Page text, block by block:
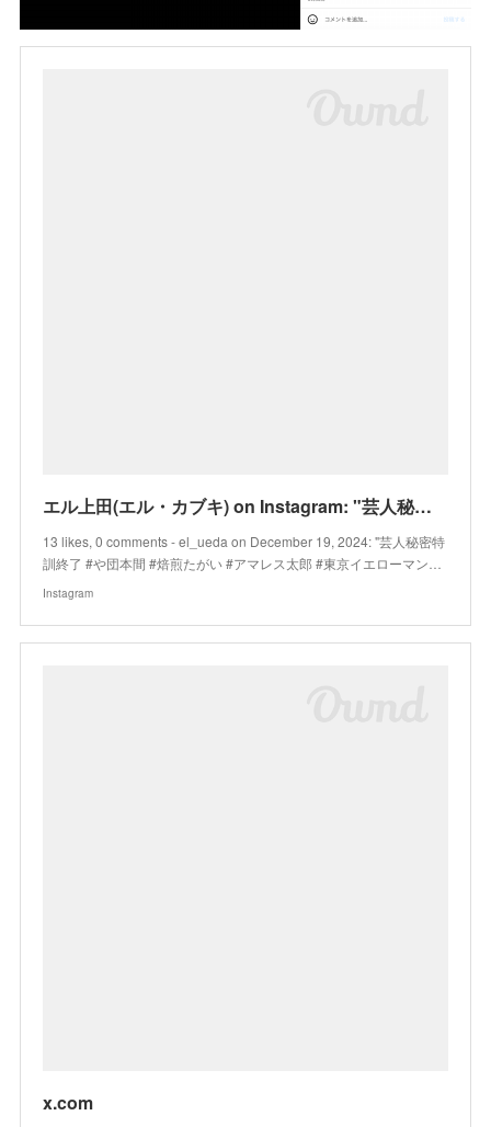
エル上田(エル・カブキ) on Instagram: "芸人秘密特訓終了 #や団本間 #焙煎たがい #アマレス太郎 #東京イエローマンズ"
13 likes, 0 comments - el_ueda on December 19, 2024: "芸人秘密特
訓終了 #や団本間 #焙煎たがい #アマレス太郎 #東京イエローマン…
Instagram
x.com